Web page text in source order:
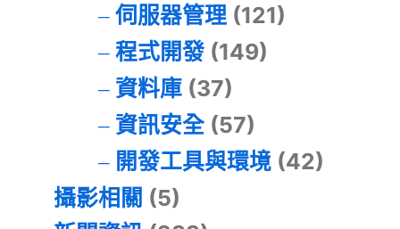
伺服器管理(121)
程式開發(149)
資料庫(37)
資訊安全(57)
開發工具與環境(42)
攝影相關 (5)